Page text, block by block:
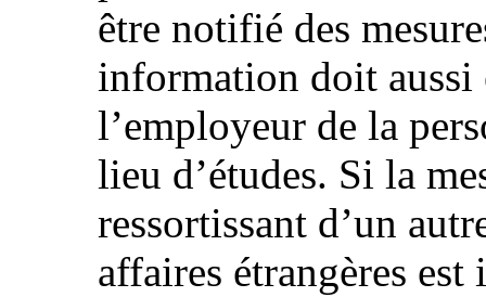
être notifié des
information doit aussi
l’employeur de la
lieu d’études. Si la
ressortissant d’un
affaires étrangères est